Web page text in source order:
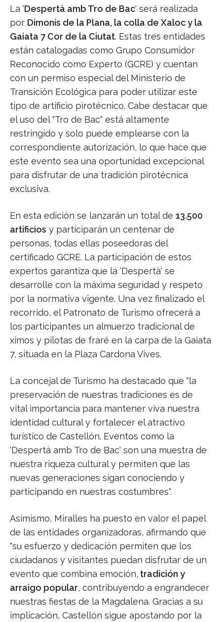
La 'Despertà amb Tro de Bac' será realizada
por Dimonis de la Plana, la colla de Xaloc y la
Gaiata 7 Cor de la Ciutat. Estas tres entidades
están catalogadas como Grupo Consumidor
Reconocido como Experto (GCRE) y cuentan
con un permiso especial del Ministerio de
Transición Ecológica para poder utilizar este
tipo de artificio pirotécnico. Cabe destacar que
el uso del "Tro de Bac" está altamente
restringido y solo puede emplearse con la
correspondiente autorización, lo que hace que
este evento sea una oportunidad excepcional
para disfrutar de una tradición pirotécnica
exclusiva.
En esta edición se lanzarán un total de 13.500
artificios y participarán un centenar de
personas, todas ellas poseedoras del
certificado GCRE. La participación de estos
expertos garantiza que la 'Despertà' se
desarrolle con la máxima seguridad y respeto
por la normativa vigente. Una vez finalizado el
recorrido, el Patronato de Turismo ofrecerá a
los participantes un almuerzo tradicional de
ximos y pilotas de fraré en la carpa de la Gaiata
7, situada en la Plaza Cardona Vives.
La concejal de Turismo ha destacado que "la
preservación de nuestras tradiciones es de
vital importancia para mantener viva nuestra
identidad cultural y fortalecer el atractivo
turístico de Castellón. Eventos como la
'Despertà amb Tro de Bac' son una muestra de
nuestra riqueza cultural y permiten que las
nuevas generaciones sigan conociendo y
participando en nuestras costumbres".
Asimismo, Miralles ha puesto en valor el papel
de las entidades organizadoras, afirmando que
"su esfuerzo y dedicación permiten que los
ciudadanos y visitantes puedan disfrutar de un
evento que combina emoción, tradición y
arraigo popular, contribuyendo a engrandecer
nuestras fiestas de la Magdalena. Gracias a su
implicación, Castellón sigue apostando por la